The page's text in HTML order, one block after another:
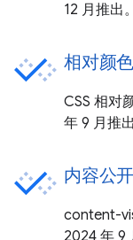
12 月推出。
相对颜
CSS 相对
年 9 月推出
内容公
content-